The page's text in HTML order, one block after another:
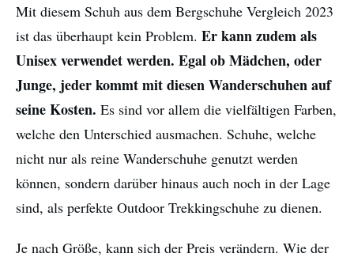
Mit diesem Schuh aus dem Bergschuhe Vergleich 2023
ist das überhaupt kein Problem. Er kann zudem als
Unisex verwendet werden. Egal ob Mädchen, oder
Junge, jeder kommt mit diesen Wanderschuhen auf
seine Kosten. Es sind vor allem die vielfältigen Farben,
welche den Unterschied ausmachen. Schuhe, welche
nicht nur als reine Wanderschuhe genutzt werden
können, sondern darüber hinaus auch noch in der Lage
sind, als perfekte Outdoor Trekkingschuhe zu dienen.
Je nach Größe, kann sich der Preis verändern. Wie der